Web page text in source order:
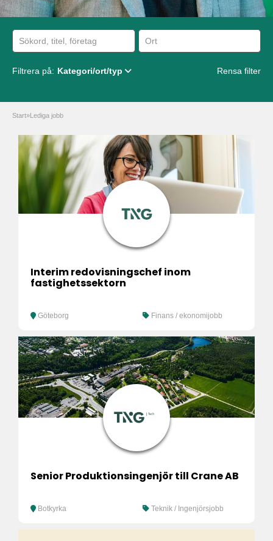
Filtrera på: Kategori/ort/typ Rensa filter
Start»Lediga jobb
Interim redovisningschef inom
fastighetssektorn
Göteborg Finans / ekonomijobb
Senior Produktionsingenjör till Crane AB
Botkyrka Teknik / Ingenjörsjobb